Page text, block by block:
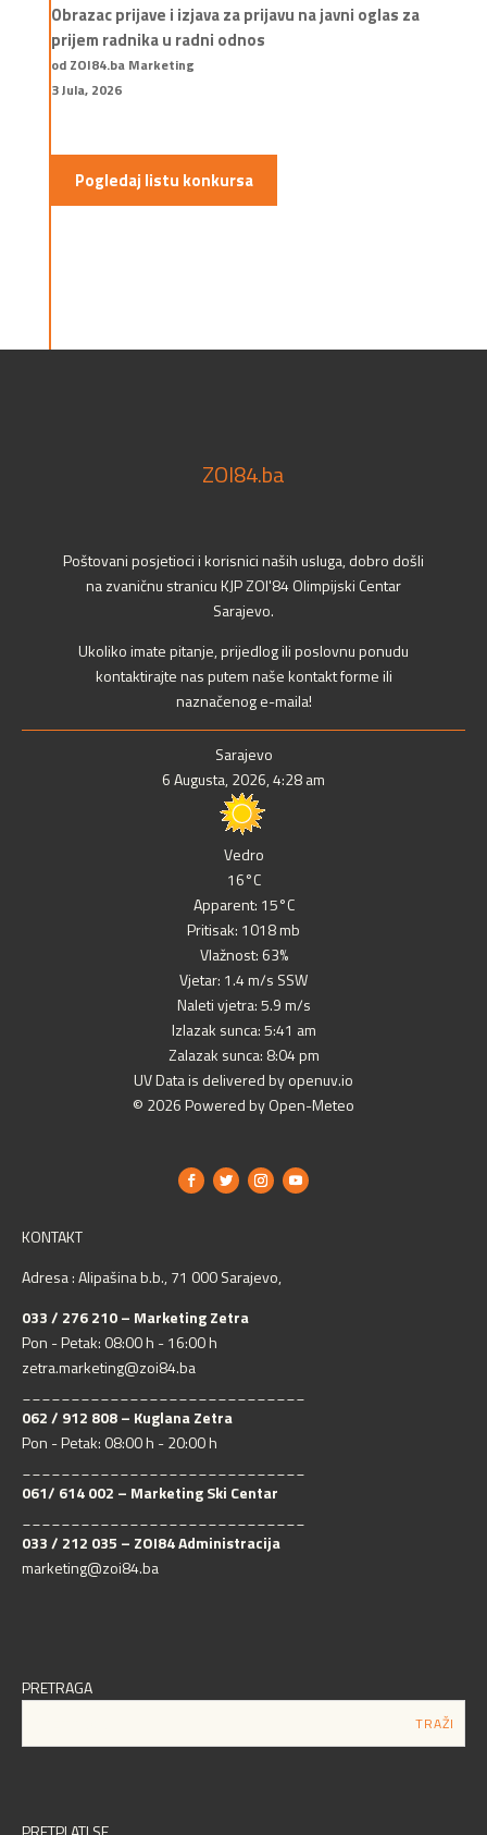
Obrazac prijave i izjava za prijavu na javni oglas za
prijem radnika u radni odnos
od ZOI84.ba Marketing
3 Jula, 2026
Pogledaj listu konkursa
ZOI84.ba
Poštovani posjetioci i korisnici naših usluga, dobro došli
na zvaničnu stranicu KJP ZOI'84 Olimpijski Centar
Sarajevo.
Ukoliko imate pitanje, prijedlog ili poslovnu ponudu
kontaktirajte nas putem naše kontakt forme ili
naznačenog e-maila!
Sarajevo
6 Augusta, 2026, 4:28 am
Vedro
16°C
Apparent: 15°C
Pritisak: 1018 mb
Vlažnost: 63%
Vjetar: 1.4 m/s SSW
Naleti vjetra: 5.9 m/s
Izlazak sunca: 5:41 am
Zalazak sunca: 8:04 pm
UV Data is delivered by openuv.io
© 2026 Powered by Open-Meteo
KONTAKT
Adresa : Alipašina b.b., 71 000 Sarajevo,
033 / 276 210 – Marketing Zetra
Pon - Petak: 08:00 h - 16:00 h
zetra.marketing@zoi84.ba
062 / 912 808 – Kuglana Zetra
Pon - Petak: 08:00 h - 20:00 h
061/ 614 002 – Marketing Ski Centar
033 / 212 035 – ZOI84 Administracija
marketing@zoi84.ba
PRETRAGA